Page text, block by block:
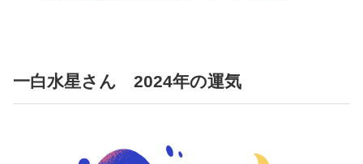
一白水星さん 2024年の運気